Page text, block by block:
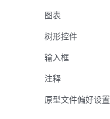
图表
树形控件
输入框
注释
原型文件偏好设置